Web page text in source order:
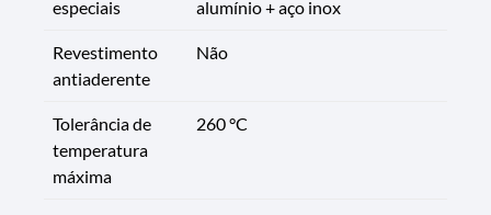
especiais
alumínio + aço inox
Revestimento
antiaderente
Não
Tolerância de
temperatura
máxima
260 °C